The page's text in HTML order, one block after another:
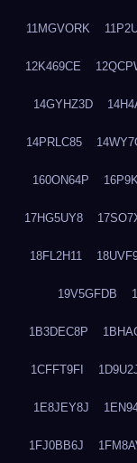
11MGVORK
12K469CE
14GYHZ3D
14PRLC85
160ON64P
17HG5UY8
18FL2H11
19V5GFDB
1B3DEC8P
1CFFT9FI
1E8JEY8J
1FJ0BB6J